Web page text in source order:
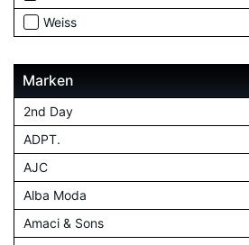
Weiss
Marken
2nd Day
ADPT.
AJC
Alba Moda
Amaci & Sons